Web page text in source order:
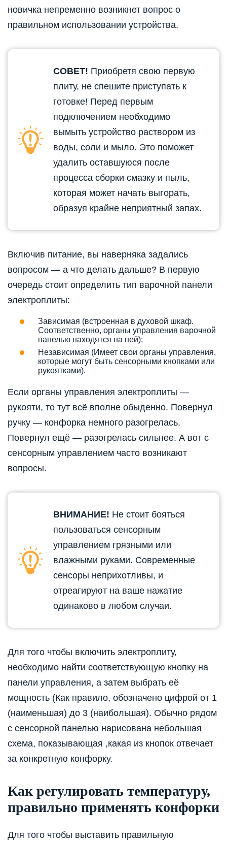
новичка непременно возникнет вопрос о
правильном использовании устройства.
СОВЕТ! Приобретя свою первую
плиту, не спешите приступать к
готовке! Перед первым
подключением необходимо
вымыть устройство раствором из
воды, соли и мыло. Это поможет
удалить оставшуюся после
процесса сборки смазку и пыль,
которая может начать выгорать,
образуя крайне неприятный запах.
Включив питание, вы наверняка задались
вопросом — а что делать дальше? В первую
очередь стоит определить тип варочной панели
электроплиты:
Зависимая (встроенная в духовой шкаф.
Соответственно, органы управления варочной
панелью находятся на ней);
Независимая (Имеет свои органы управления,
которые могут быть сенсорными кнопками или
рукоятками).
Если органы управления электроплиты —
рукояти, то тут всё вполне обыденно. Повернул
ручку — конфорка немного разогрелась.
Повернул ещё — разогрелась сильнее. А вот с
сенсорным управлением часто возникают
вопросы.
ВНИМАНИЕ! Не стоит бояться
пользоваться сенсорным
управлением грязными или
влажными руками. Современные
сенсоры неприхотливы, и
отреагируют на ваше нажатие
одинаково в любом случаи.
Для того чтобы включить электроплиту,
необходимо найти соответствующую кнопку на
панели управления, а затем выбрать её
мощность (Как правило, обозначено цифрой от 1
(наименьшая) до 3 (наибольшая). Обычно рядом
с сенсорной панелью нарисована небольшая
схема, показывающая ,какая из кнопок отвечает
за конкретную конфорку.
Как регулировать температуру,
правильно применять конфорки
Для того чтобы выставить правильную